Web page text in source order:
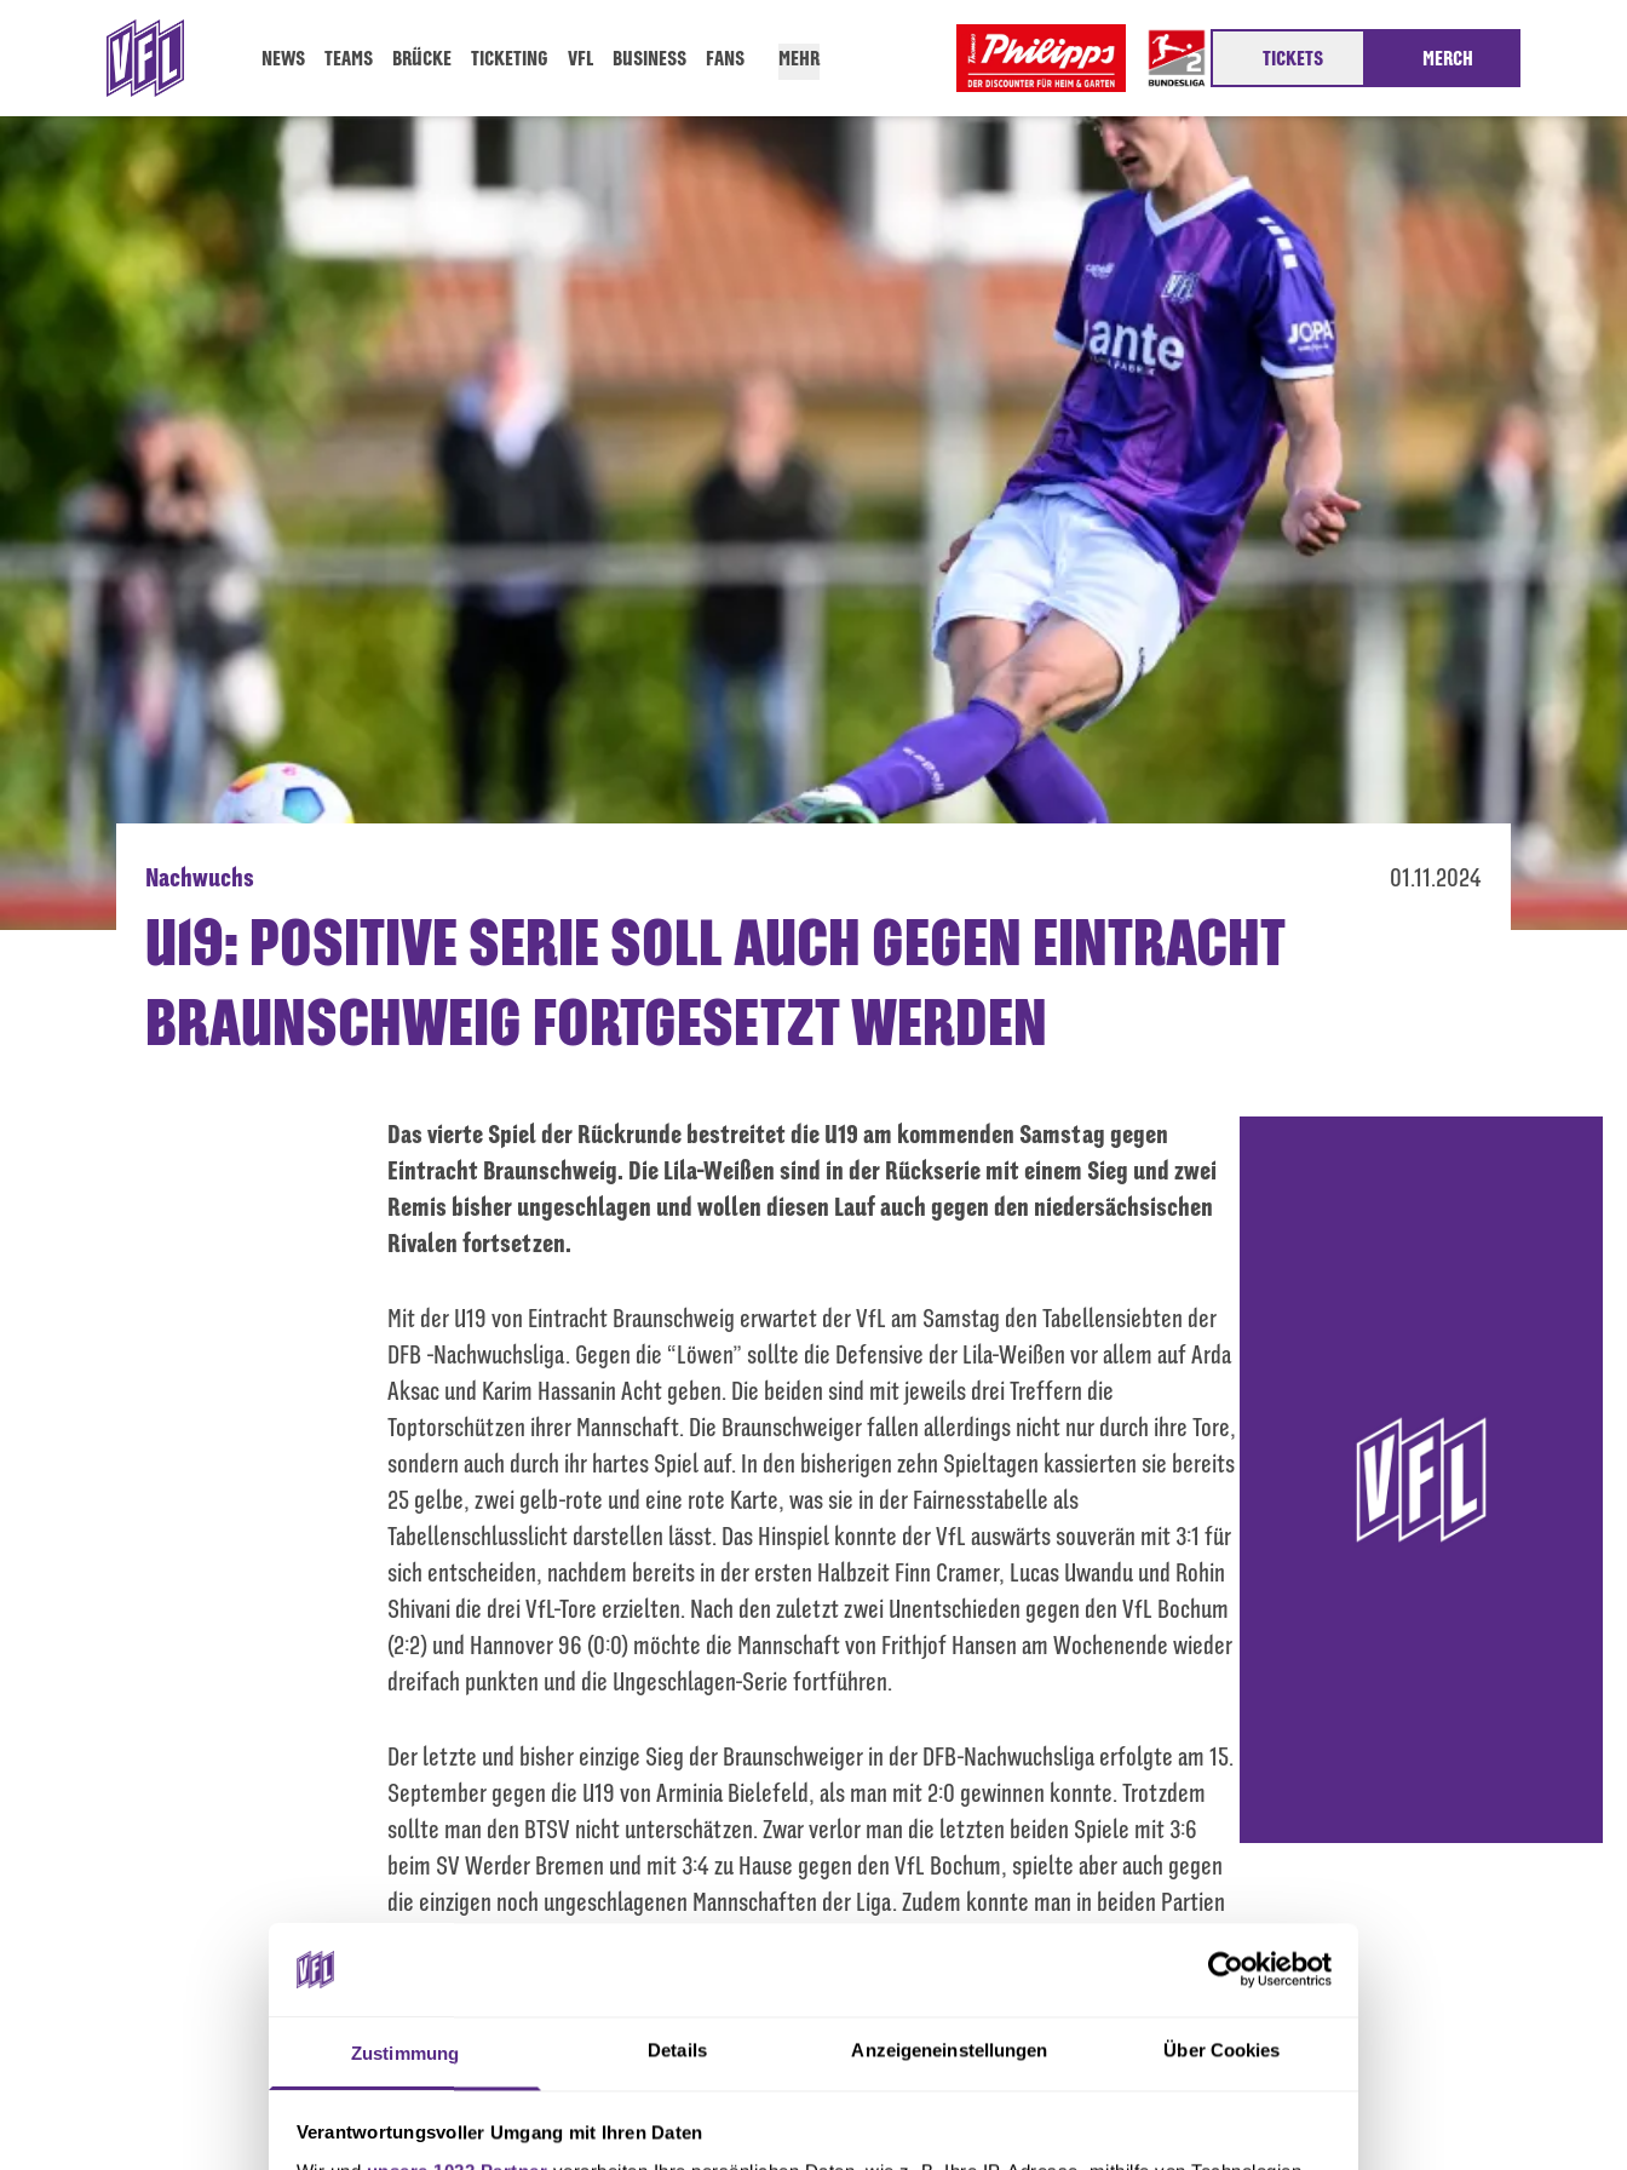
Zustimmung Details Anzeigeneinstellungen Über Cookies
Verantwortungsvoller Umgang mit Ihren Daten
NEWS TEAMS BRÜCKE TICKETING VFL BUSINESS FANS MEHR TICKETS MERCH
Nachwuchs 01.11.2024
U19: POSITIVE SERIE SOLL AUCH GEGEN EINTRACHT
BRAUNSCHWEIG FORTGESETZT WERDEN
Das vierte Spiel der Rückrunde bestreitet die U19 am kommenden Samstag gegen
Eintracht Braunschweig. Die Lila-Weißen sind in der Rückserie mit einem Sieg und zwei
Remis bisher ungeschlagen und wollen diesen Lauf auch gegen den niedersächsischen
Rivalen fortsetzen.
Mit der U19 von Eintracht Braunschweig erwartet der VfL am Samstag den Tabellensiebten der
DFB -Nachwuchsliga. Gegen die “Löwen” sollte die Defensive der Lila-Weißen vor allem auf Arda
Aksac und Karim Hassanin Acht geben. Die beiden sind mit jeweils drei Treffern die
Toptorschützen ihrer Mannschaft. Die Braunschweiger fallen allerdings nicht nur durch ihre Tore,
sondern auch durch ihr hartes Spiel auf. In den bisherigen zehn Spieltagen kassierten sie bereits
25 gelbe, zwei gelb-rote und eine rote Karte, was sie in der Fairnesstabelle als
Tabellenschlusslicht darstellen lässt. Das Hinspiel konnte der VfL auswärts souverän mit 3:1 für
sich entscheiden, nachdem bereits in der ersten Halbzeit Finn Cramer, Lucas Uwandu und Rohin
Shivani die drei VfL-Tore erzielten. Nach den zuletzt zwei Unentschieden gegen den VfL Bochum
(2:2) und Hannover 96 (0:0) möchte die Mannschaft von Frithjof Hansen am Wochenende wieder
dreifach punkten und die Ungeschlagen-Serie fortführen.
Der letzte und bisher einzige Sieg der Braunschweiger in der DFB-Nachwuchsliga erfolgte am 15.
September gegen die U19 von Arminia Bielefeld, als man mit 2:0 gewinnen konnte. Trotzdem
sollte man den BTSV nicht unterschätzen. Zwar verlor man die letzten beiden Spiele mit 3:6
beim SV Werder Bremen und mit 3:4 zu Hause gegen den VfL Bochum, spielte aber auch gegen
die einzigen noch ungeschlagenen Mannschaften der Liga. Zudem konnte man in beiden Partien
jüngsten Ergebnisse und der Tabellensituation zu unterschätzen. „Wir treffen auf einen Gegner,
der sehr gefährlich ist und der in den letzten Spielen immer wieder seine Offensivqualitäten
unter Beweis stellen konnte. Es wird ein intensives Spiel zu Hause. Wir sind also gewarnt, aber
auch gleichzeitig unseren eigenen Stärken bewusst, die wir natürlich auch am Samstag wieder